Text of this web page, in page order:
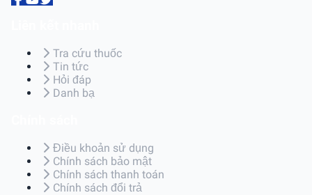
Tra cứu thuốc
Tin tức
Hỏi đáp
Danh bạ
Điều khoản sử dụng
Chính sách bảo mật
Chính sách thanh toán
Chính sách đổi trả